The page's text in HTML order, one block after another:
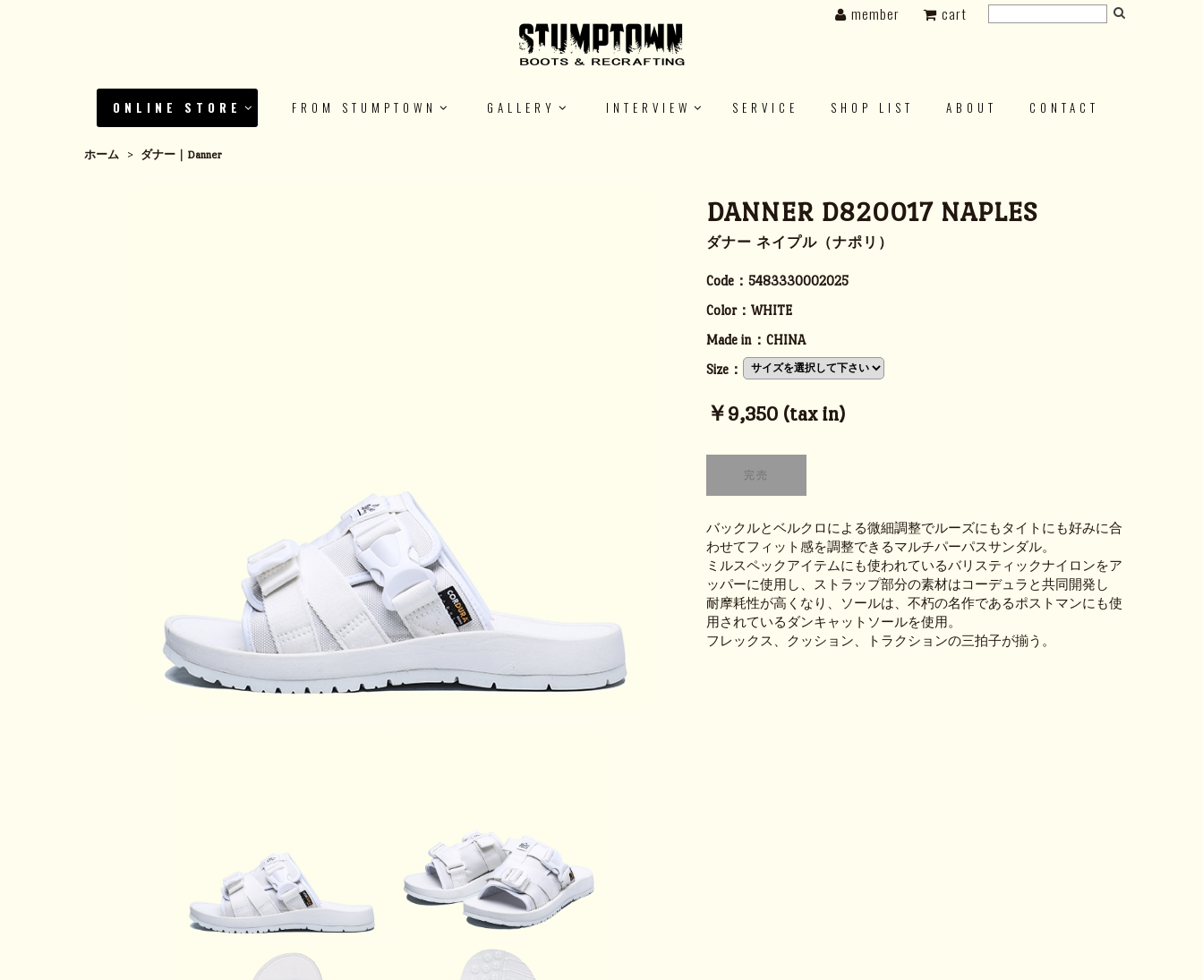
ONLINE STORE FROM STUMPTOWN GALLERY INTERVIEW SERVICE SHOP LIST ABOUT CONTACT
member cart
ホーム > ダナー｜Danner
DANNER D820017 NAPLES
ダナー ネイプル（ナポリ）
Code： 5483330002025
Color： WHITE
Made in： CHINA
Size：
￥9,350 (tax in)
バックルとベルクロによる微細調整でルーズにもタイトにも好みに合
わせてフィット感を調整できるマルチパーパスサンダル。
ミルスペックアイテムにも使われているバリスティックナイロンをア
ッパーに使用し、ストラップ部分の素材はコーデュラと共同開発し
耐摩耗性が高くなり、ソールは、不朽の名作であるポストマンにも使
用されているダンキャットソールを使用。
フレックス、クッション、トラクションの三拍子が揃う。